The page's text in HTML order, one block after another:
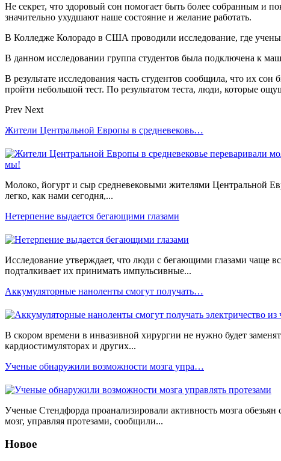
Не секрет, что здоровый сон помогает быть более собранным и
значительно ухудшают наше состояние и желание работать.
В Колледже Колорадо в США проводили исследование, где
В данном исследовании группа студентов была подключена к
В результате исследования часть студентов сообщила, что их
пройти небольшой тест. По результатом теста, люди, которые
Prev Next
Жители Центральной Европы в средневековь…
Молоко, йогурт и сыр средневековыми жителями Центральной
легко, как нами сегодня,...
Нетерпение выдается бегающими глазами
Исследование утверждает, что люди с бегающими глазами чаще
подталкивает их принимать импульсивные...
Аккумуляторные наноленты смогут получать…
В скором времени в инвазивной хирургии не нужно будет
кардиостимуляторах и других...
Ученые обнаружили возможности мозга упра…
Ученые Стендфорда проанализировали активность мозга обезьян
мозг, управляя протезами, сообщили...
Новое